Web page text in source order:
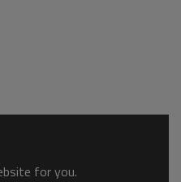
for you.